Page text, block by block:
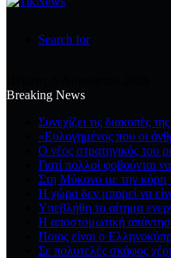
Search for
Breaking News
Συνεχίζει τις διακοπές
«Ευλογημένος που οι
O νέος στρατηγικός του
Γιατί πολλοί φοβούνται
Στη Μύκονο με την
Η χώρα δεν μπορεί να
Υπεβλήθη το αίτημα
Η αποστομωτική
Ποιος είναι ο
Σε πολυτελές σκάφος